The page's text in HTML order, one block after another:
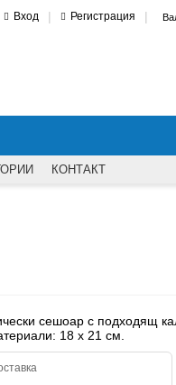
Вход | Регистрация |
КОНТАКТ
сешоар с подходящ
18 x 21 см.